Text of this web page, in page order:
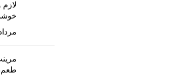
مرداد/4 /